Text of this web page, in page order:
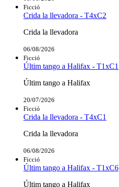
Ficció
Crida la llevadora - T4xC2
Crida la llevadora
06/08/2026
Ficció
Últim tango a Halifax - T1xC1
Últim tango a Halifax
20/07/2026
Ficció
Crida la llevadora - T4xC1
Crida la llevadora
06/08/2026
Ficció
Últim tango a Halifax - T1xC6
Últim tango a Halifax